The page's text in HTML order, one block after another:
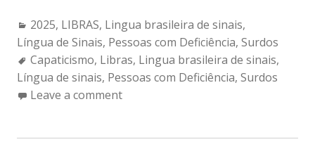
Categories:
2025, LIBRAS, Lingua brasileira de sinais,
Língua de Sinais, Pessoas com Deficiência, Surdos
Tags:
Capaticismo, Libras, Lingua brasileira de sinais,
Língua de sinais, Pessoas com Deficiência, Surdos
Leave a comment